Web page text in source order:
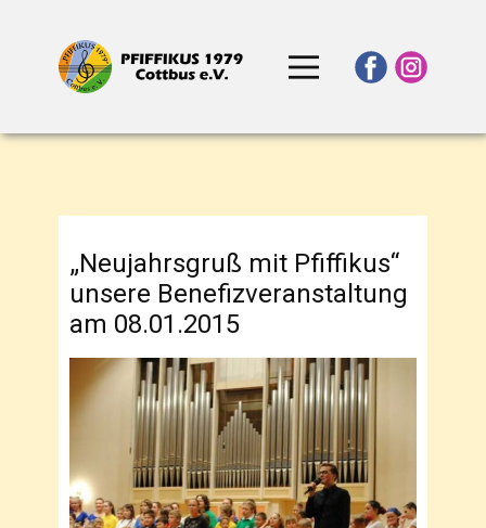
„Neujahrsgruß mit Pfiffikus“
unsere Benefizveranstaltung
am 08.01.2015